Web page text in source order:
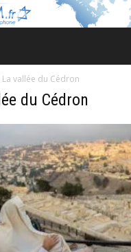
La vallée du Cédron
du Cédron